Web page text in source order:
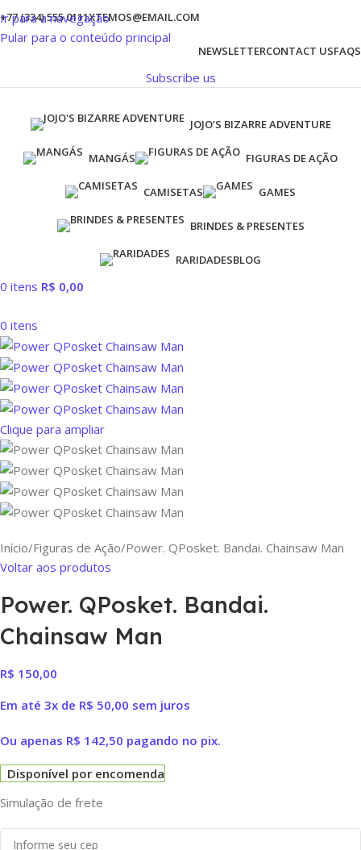
Ir para a navegação
Pular para o conteúdo principal
+77 (334) 555 0111XTEMOS@EMAIL.COM
NEWSLETTERCONTACT USFAQS
Subscribe us
JOJO’S BIZARRE ADVENTURE
MANGÁS FIGURAS DE AÇÃO
CAMISETAS GAMES
BRINDES & PRESENTES
RARIDADESBLOG
0 itens R$ 0,00
0 itens
Clique para ampliar
Início Figuras de Ação Power. QPosket. Bandai. Chainsaw Man
Voltar aos produtos
Power. QPosket. Bandai.
Chainsaw Man
R$ 150,00
Em até 3x de R$ 50,00 sem juros
Ou apenas R$ 142,50 pagando no pix.
Disponível por encomenda
Simulação de frete